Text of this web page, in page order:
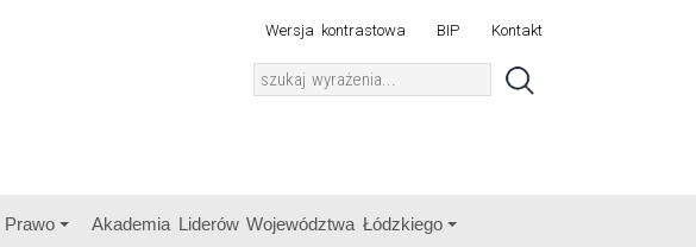
Wersja kontrastowa BIP Kontakt
Prawo Akademia Liderów Województwa Łódzkiego